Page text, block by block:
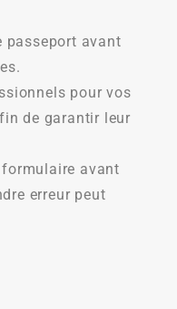
passeport avant
pour vos
de garantir leur
formulaire avant
erreur peut